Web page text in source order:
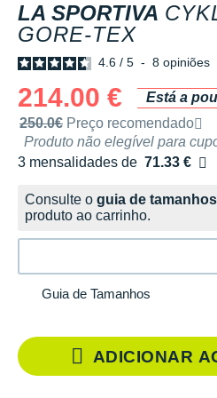
LA SPORTIVA
GORE-TEX
4.6 / 5 - 8 opiniões
214.00 €
Está a
Preço de venda recomendado
250.0€ Preço recomendado
Produto não elegível para
3 mensalidades de 71.33 €
sem custos
Consulte o guia de tamanhos
produto ao carrinho.
Guia de Tamanhos
ADICIONAR